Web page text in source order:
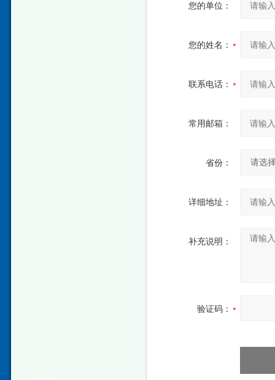
您的单位：
您的姓名：
联系电话：
常用邮箱：
省份：
详细地址：
补充说明：
验证码：